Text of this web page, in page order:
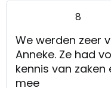
8
We werden zeer
Anneke. Ze had
kennis van
mee